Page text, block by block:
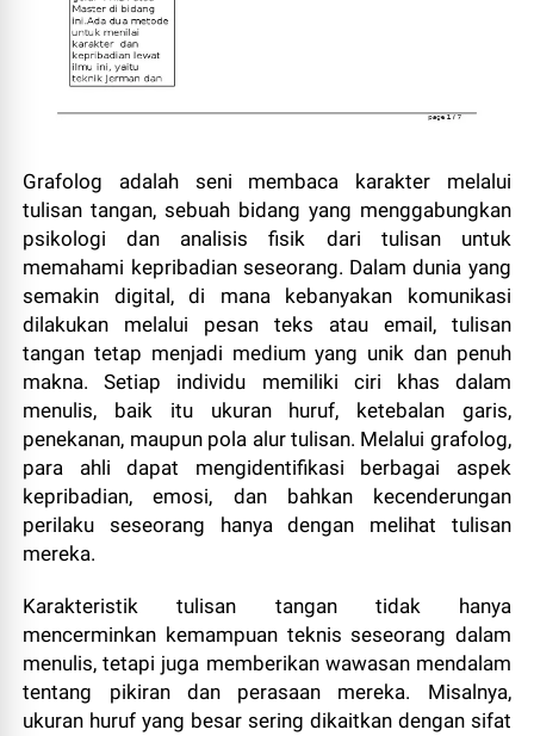
Grafolog adalah seni membaca karakter melalui
tulisan tangan, sebuah bidang yang menggabungkan
psikologi dan analisis fisik dari tulisan untuk
memahami kepribadian seseorang. Dalam dunia yang
semakin digital, di mana kebanyakan komunikasi
dilakukan melalui pesan teks atau email, tulisan
tangan tetap menjadi medium yang unik dan penuh
makna. Setiap individu memiliki ciri khas dalam
menulis, baik itu ukuran huruf, ketebalan garis,
penekanan, maupun pola alur tulisan. Melalui grafolog,
para ahli dapat mengidentifikasi berbagai aspek
kepribadian, emosi, dan bahkan kecenderungan
perilaku seseorang hanya dengan melihat tulisan
mereka.
Karakteristik tulisan tangan tidak hanya
mencerminkan kemampuan teknis seseorang dalam
menulis, tetapi juga memberikan wawasan mendalam
tentang pikiran dan perasaan mereka. Misalnya,
ukuran huruf yang besar sering dikaitkan dengan sifat